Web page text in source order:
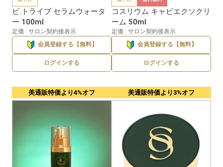
ビ.トライブ セラムウォータ
ー 100ml
定価 : サロン契約後表示
会員登録する【無料】
ログインする
コスリウム キャビエクソクリ
ーム 50ml
定価 : サロン契約後表示
会員登録する【無料】
ログインする
美通販特価より4%オフ 美通販特価より3%オフ